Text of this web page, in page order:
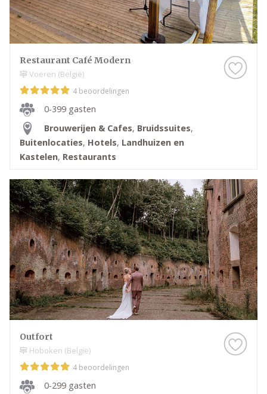
Restaurant Café Modern
Voeren (België)
4 beoordelingen
0-399 gasten
Brouwerijen & Cafes, Bruidssuites,
Buitenlocaties, Hotels, Landhuizen en
Kastelen, Restaurants
Outfort
Hoboken (België)
4 beoordelingen
0-299 gasten